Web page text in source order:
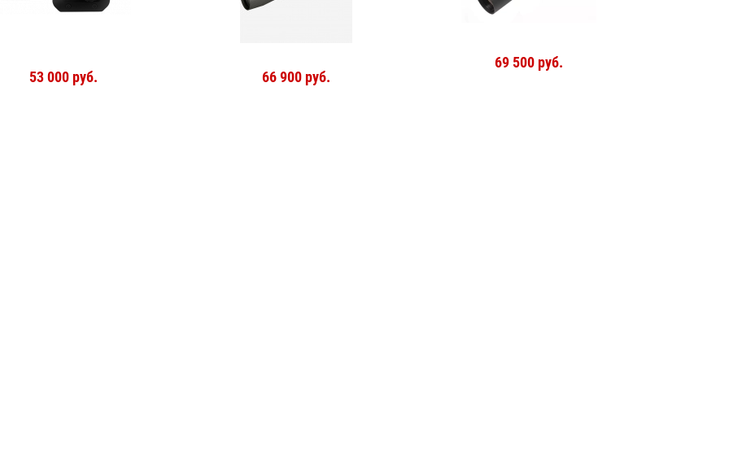
53 000 руб. 66 900 руб.
69 500 руб.